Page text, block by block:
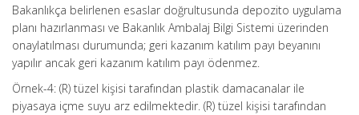
Bakanlıkça belirlenen esaslar doğrultusunda depozito uygulama
planı hazırlanması ve Bakanlık Ambalaj Bilgi Sistemi üzerinden
onaylatılması durumunda; geri kazanım katılım payı beyanını
yapılır ancak geri kazanım katılım payı ödenmez.
Örnek-4: (R) tüzel kişisi tarafından plastik damacanalar ile
piyasaya içme suyu arz edilmektedir. (R) tüzel kişisi tarafından